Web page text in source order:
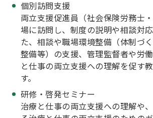
個別訪問支援
両立支援促進員（社会保険労務士
場に訪問し、制度の説明や相談対
た、相談や職場環境整備（体制づ
整備等）の支援、管理監督者や労
と仕事の両立支援への理解を促す
す。
研修・啓発セミナー
治療と仕事の両立支援への理解や